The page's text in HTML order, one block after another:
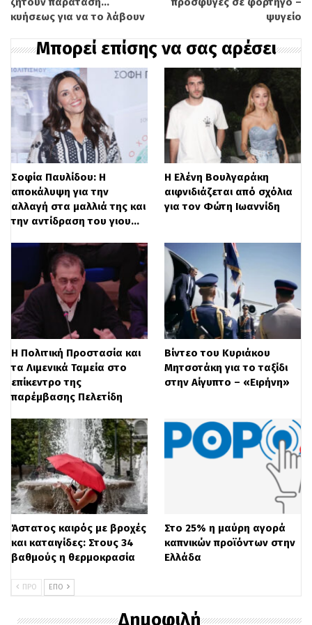
Η πληροφόρηση των πολιτών για τις
χώρων παρέχεται μέσω του τηλεφωνικού
κέντρου του δήμου 213 2022000, του
15510, της ιστοσελίδας του δήμου, καθώς
και μέσω της Δημοτικής Ραδιοφωνίας
Κανάλι 1 90,4 FM.
κυήσεως για να το λάβουν
ψυγείο
Μπορεί επίσης να σας αρέσει
Σοφία Παυλίδου: Η
αποκάλυψη για την
αλλαγή στα μαλλιά της και
την αντίδραση του γιου…
Η Ελένη Βουλγαράκη
αιφνιδιάζεται από σχόλια
για τον Φώτη Ιωαννίδη
Η Πολιτική Προστασία και
τα Λιμενικά Ταμεία στο
επίκεντρο της
παρέμβασης Πελετίδη
Βίντεο του Κυριάκου
Μητσοτάκη για το ταξίδι
στην Αίγυπτο – «Ειρήνη»
Άστατος καιρός με βροχές
και καταιγίδες: Στους 34
βαθμούς η θερμοκρασία
Στο 25% η μαύρη αγορά
καπνικών προϊόντων στην
Ελλάδα
ΠΡΟ ΕΠΌ
Δημοφιλή